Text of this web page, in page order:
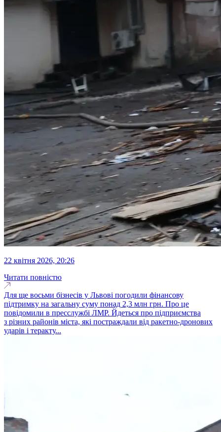
22 квітня 2026, 20:26
Читати повністю
Для ще восьми бізнесів у Львові погодили фінансову
підтримку на загальну суму понад 2,3 млн грн. Про це
повідомили в пресслужбі ЛМР. Йдеться про підприємства
з різних районів міста, які постраждали від ракетно-дронових
ударів і теракту...